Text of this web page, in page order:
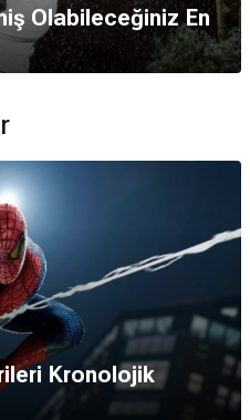
Olabileceğiniz En
Kronolojik